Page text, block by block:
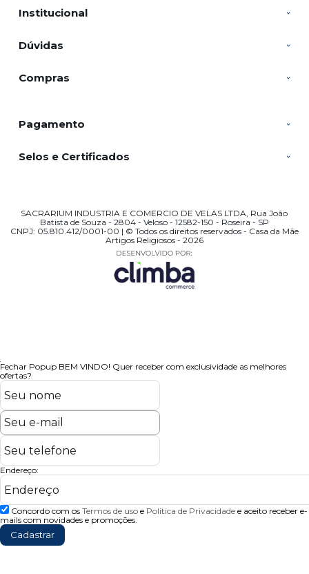
Institucional
Dúvidas
Compras
Pagamento
Selos e Certificados
SACRARIUM INDUSTRIA E COMERCIO DE VELAS LTDA, Rua João
Batista de Souza - 2804 - Veloso - 12582-150 - Roseira - SP
CNPJ: 05.810.412/0001-00 | © Todos os direitos reservados - Casa da Mãe
Artigos Religiosos - 2026
Fechar Popup BEM VINDO! Quer receber com exclusividade as melhores
ofertas?
Endereço:
Concordo com os Termos de uso e Politica de Privacidade e aceito receber e-
mails com novidades e promoções.
Cadastrar